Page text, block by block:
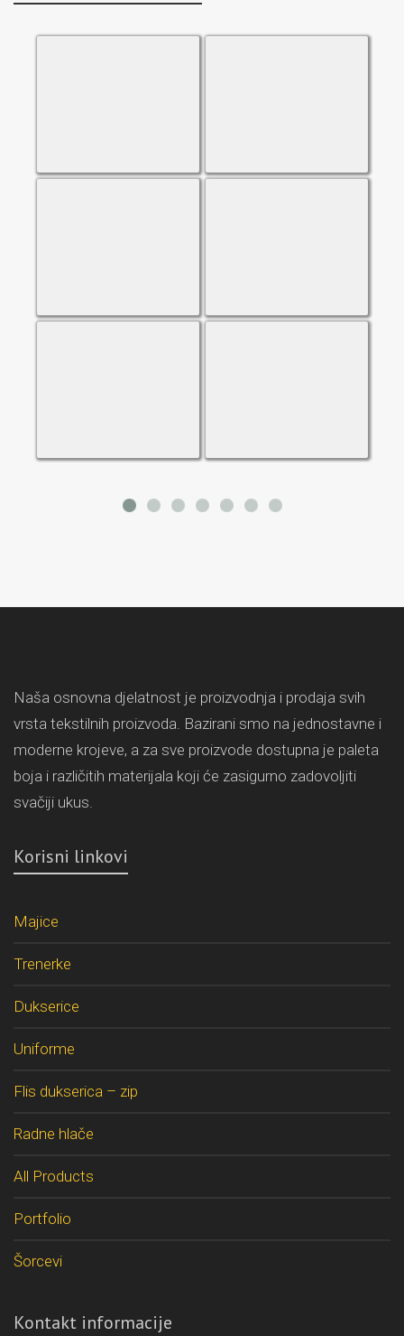
Naša osnovna djelatnost je proizvodnja i prodaja svih
vrsta tekstilnih proizvoda. Bazirani smo na jednostavne i
moderne krojeve, a za sve proizvode dostupna je paleta
boja i različitih materijala koji će zasigurno zadovoljiti
svačiji ukus.
Korisni linkovi
Majice
Trenerke
Dukserice
Uniforme
Flis dukserica – zip
Radne hlače
All Products
Portfolio
Šorcevi
Kontakt informacije